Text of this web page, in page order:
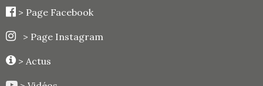
> Page Facebook
> Page Instagram
> Actus